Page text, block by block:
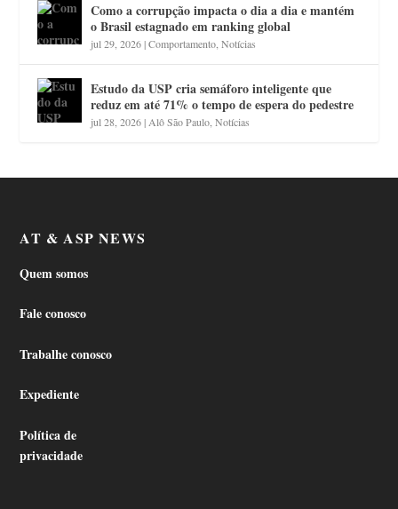
Como a corrupção impacta o dia a dia e mantém
o Brasil estagnado em ranking global
jul 29, 2026|Comportamento ,Notícias
Estudo da USP cria semáforo inteligente que
reduz em até 71% o tempo de espera do pedestre
jul 28, 2026| Alô São Paulo ,Notícias
AT & ASP NEWS
Quem somos
Fale conosco
Trabalhe conosco
Expediente
Política de
privacidade